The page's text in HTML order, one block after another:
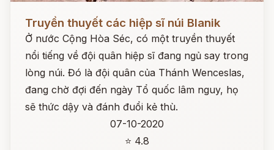
Đọc ngay
Truyền thuyết các hiệp sĩ núi Blanik
Ở nước Cộng Hòa Séc, có một truyền thuyết
nổi tiếng về đội quân hiệp sĩ đang ngủ say trong
lòng núi. Đó là đội quân của Thánh Wenceslas,
đang chờ đợi đến ngày Tổ quốc lâm nguy, họ
sẽ thức dậy và đánh đuổi kẻ thù.
07-10-2020
⭐ 4.8